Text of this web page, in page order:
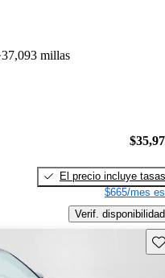
37,093 millas
El precio incluye tasas
$665/mes
Verif. disponibilidad